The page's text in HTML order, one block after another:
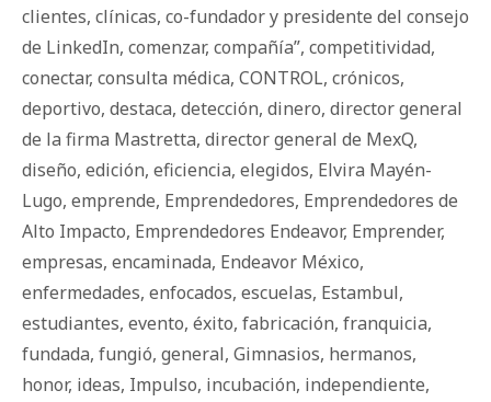
clientes, clínicas, co-fundador y presidente del consejo
de LinkedIn, comenzar, compañía”, competitividad,
conectar, consulta médica, CONTROL, crónicos,
deportivo, destaca, detección, dinero, director general
de la firma Mastretta, director general de MexQ,
diseño, edición, eficiencia, elegidos, Elvira Mayén-
Lugo, emprende, Emprendedores, Emprendedores de
Alto Impacto, Emprendedores Endeavor, Emprender,
empresas, encaminada, Endeavor México,
enfermedades, enfocados, escuelas, Estambul,
estudiantes, evento, éxito, fabricación, franquicia,
fundada, fungió, general, Gimnasios, hermanos,
honor, ideas, Impulso, incubación, independiente,